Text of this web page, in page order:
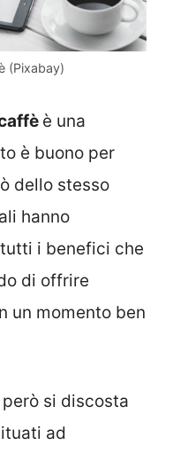
(Pixabay)
è una
è buono per
dello stesso
hanno
i benefici che
di offrire
un momento ben
si discosta
ad